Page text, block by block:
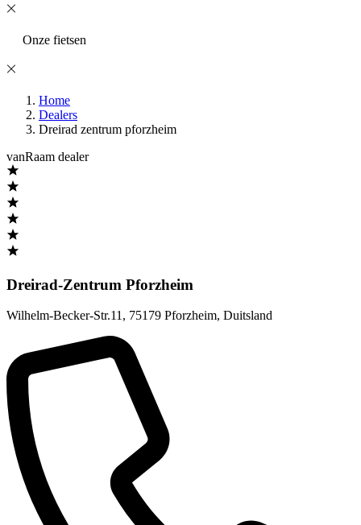
Onze fietsen
Home
Dealers
Dreirad zentrum pforzheim
vanRaam dealer
Dreirad-Zentrum Pforzheim
Wilhelm-Becker-Str.11, 75179 Pforzheim, Duitsland